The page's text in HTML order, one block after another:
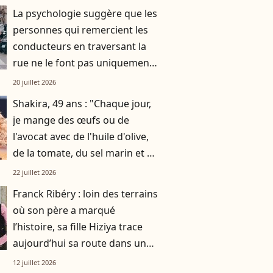
La psychologie suggère que les
personnes qui remercient les
conducteurs en traversant la
rue ne le font pas uniquement
par gratitude
20 juillet 2026
Shakira, 49 ans : "Chaque jour,
je mange des œufs ou de
l'avocat avec de l'huile d'olive,
de la tomate, du sel marin et un
smoothie"
22 juillet 2026
Franck Ribéry : loin des terrains
où son père a marqué
l’histoire, sa fille Hiziya trace
aujourd’hui sa route dans un
tout autre univers
12 juillet 2026